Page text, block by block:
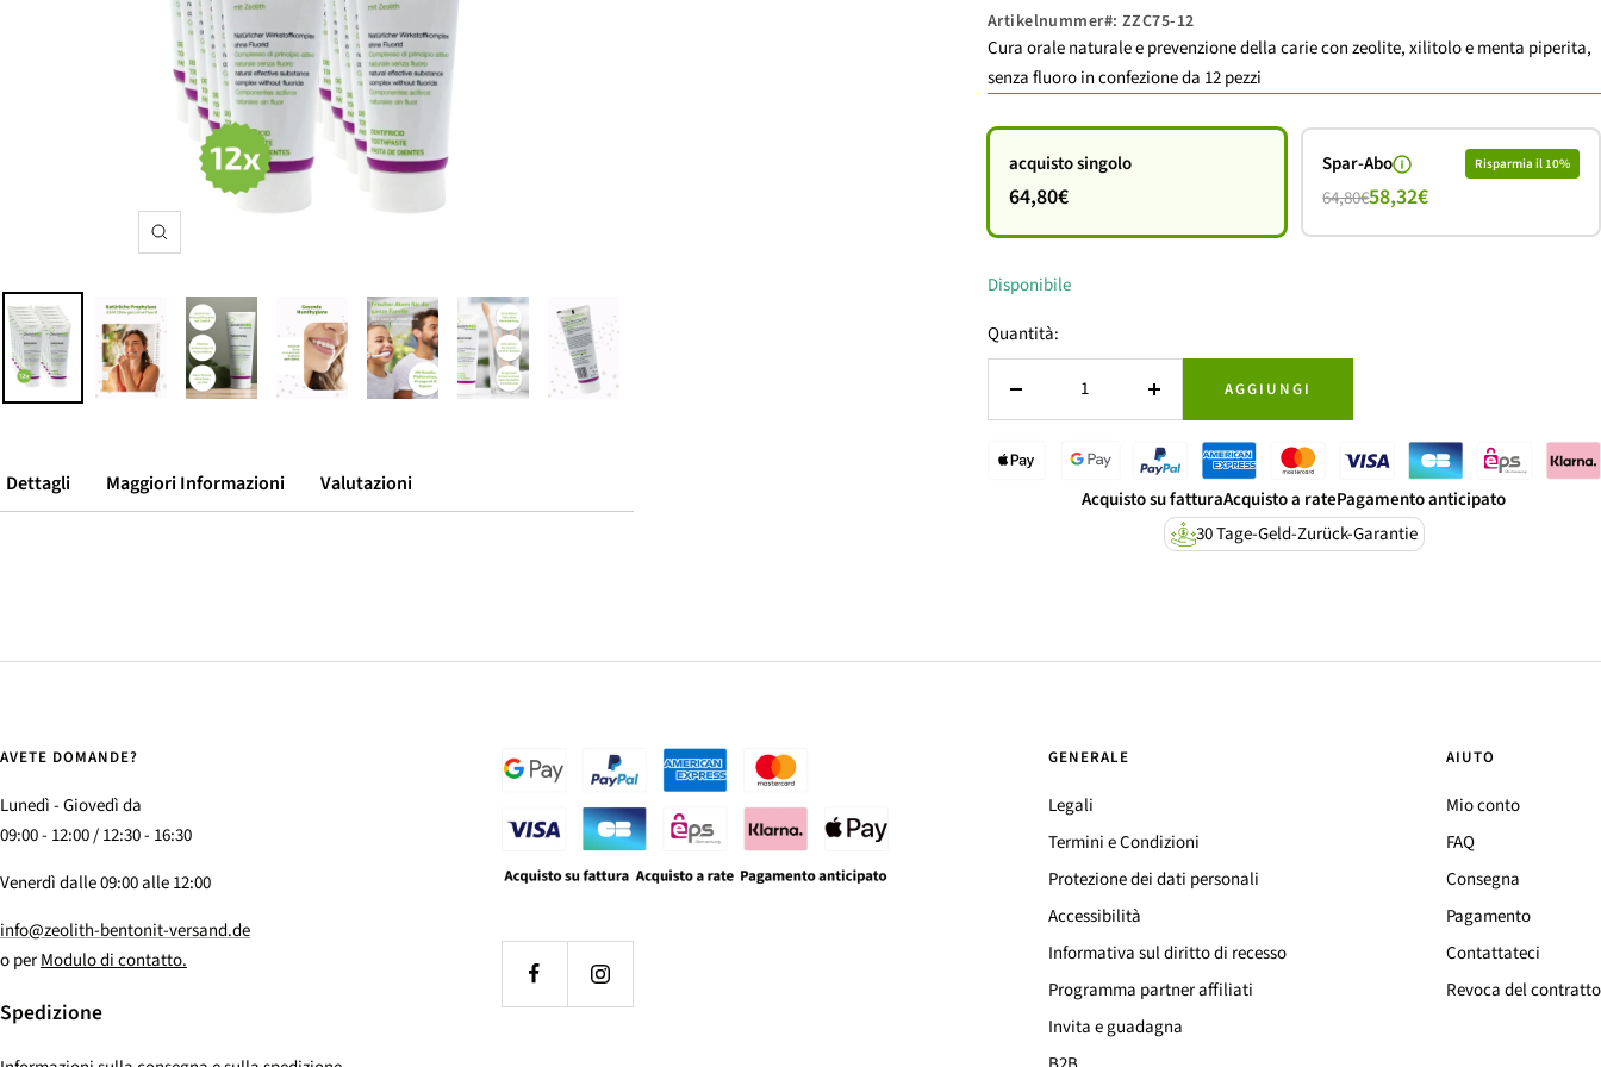
Ingrandisci
Dettagli Maggiori Informazioni Valutazioni
vendita
Artikelnummer#:ZZC75-12
Cura orale naturale e prevenzione della carie con zeolite, xilitolo e menta piperita,
senza fluoro in confezione da 12 pezzi
acquisto singolo
64,80€
Spar-Abo Risparmia il 10%
64,80€58,32€
Disponibile
Quantità:
Diminuire
quantità
Aumenta
quantità
AGGIUNGI
Acquisto su fatturaAcquisto a ratePagamento anticipato
30 Tage-Geld-Zurück-Garantie
AVETE DOMANDE?
Lunedì - Giovedì da
09:00 - 12:00 / 12:30 - 16:30
Venerdì dalle 09:00 alle 12:00
info@zeolith-bentonit-versand.de
o perModulo di contatto.
Spedizione
GENERALE
Legali
Termini e Condizioni
Protezione dei dati personali
Accessibilità
Informativa sul diritto di recesso
Programma partner affiliati
Invita e guadagna
AIUTO
Mio conto
FAQ
Consegna
Pagamento
Contattateci
Revoca del contratto